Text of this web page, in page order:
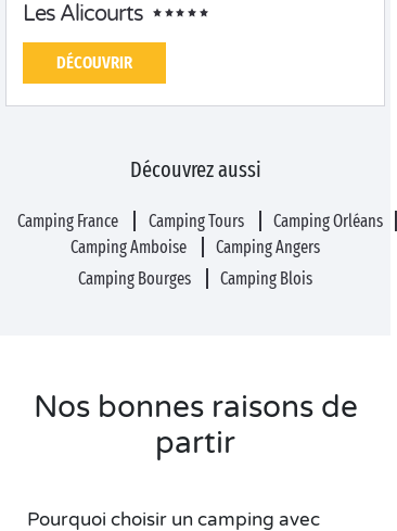
Les Alicourts
DÉCOUVRIR
Découvrez aussi
Camping France Camping Tours
Camping Orléans
Camping Amboise
Camping Angers
Camping Bourges
Camping Blois
Nos bonnes raisons de
partir
Pourquoi choisir un camping avec